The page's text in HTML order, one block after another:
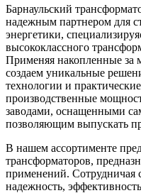
Барнаульский
надежным партнером для
энергетики,
высококлассного
Применяя накопленные за
создаем уникальные
технологии и
производственные
заводами, оснащенными
позволяющим выпускать
В нашем ассортименте
трансформаторов,
применений. Сотрудничая
надежность,